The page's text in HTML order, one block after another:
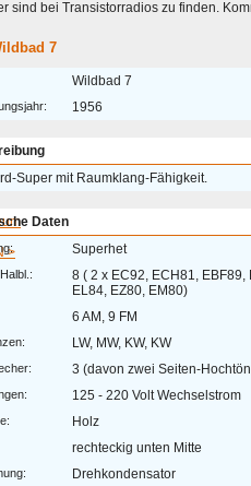
>
sind bei Transistorradios zu finden.
7
Wildbad 7
1956
Super mit Raumklang-Fähigkeit.
Daten
Superhet
8 ( 2 x EC92, ECH81, EBF89,
EL84, EZ80, EM80)
6 AM, 9 FM
LW, MW, KW, KW
3 (davon zwei Seiten-
125 - 220 Volt Wechselstrom
Holz
rechteckig unten Mitte
Drehkondensator